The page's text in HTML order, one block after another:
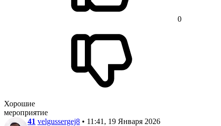
0
Хорошие
мероприятие
41 velgussergej8 • 11:41, 19 Января 2026